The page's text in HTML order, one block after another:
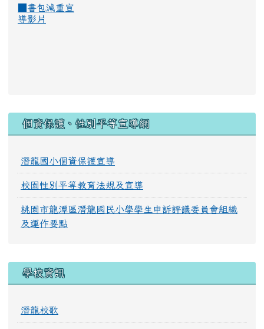
書包減重宣
導影片
個資保護、性別平等宣導網
潛龍國小個資保護宣導
校園性別平等教育法規及宣導
桃園市龍潭區潛龍國民小學學生申訴評議委員會組織
及運作要點
學校資訊
潛龍校歌